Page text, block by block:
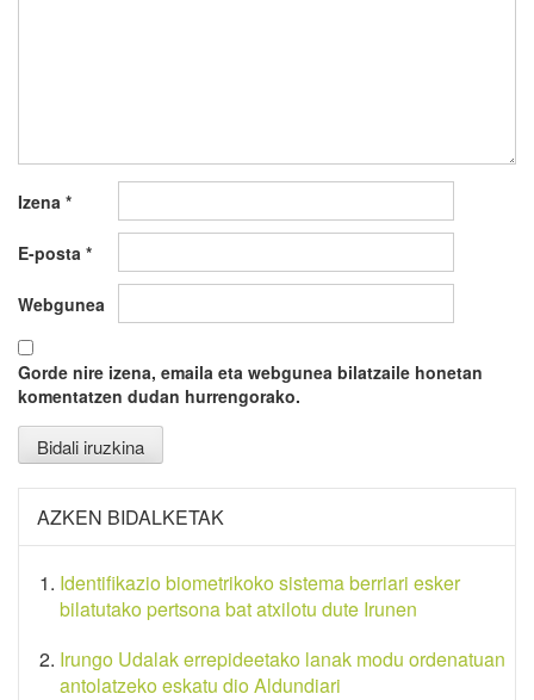
Izena *
E-posta *
Webgunea
Gorde nire izena, emaila eta webgunea bilatzaile honetan
komentatzen dudan hurrengorako.
AZKEN BIDALKETAK
Identifikazio biometrikoko sistema berriari esker
bilatutako pertsona bat atxilotu dute Irunen
Irungo Udalak errepideetako lanak modu ordenatuan
antolatzeko eskatu dio Aldundiari